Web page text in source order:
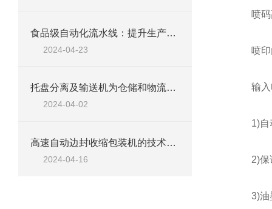
喷码高
喷印内
输入电
1)自动
2)保证
3)油墨
食品级自动化流水线：提升生产效率与产品质量的利器
2024-04-23
托盘分离及输送机为仓储和物流行业带来了许多优势
2024-04-02
高速自动边封收缩包装机的技术参数及介绍
2024-04-16